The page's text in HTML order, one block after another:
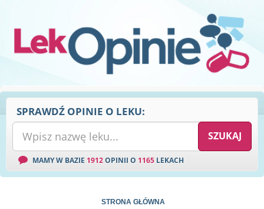
SPRAWDŹ OPINIE O LEKU:
MAMY W BAZIE 1912OPINII O 1165 LEKACH
STRONA GŁÓWNA